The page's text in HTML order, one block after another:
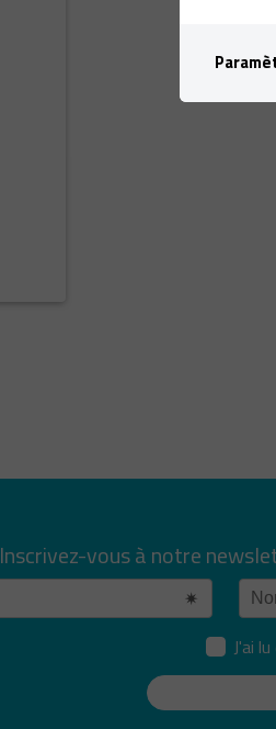
Inscrivez-vous à notre
J'ai